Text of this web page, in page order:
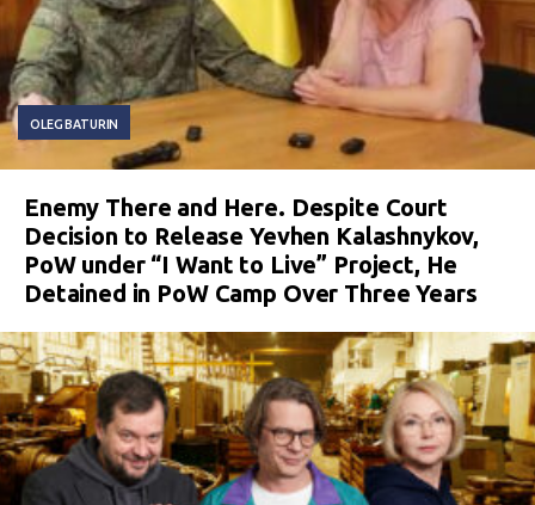
OLEG BATURIN
Enemy There and Here. Despite Court
Decision to Release Yevhen Kalashnykov,
PoW under “I Want to Live” Project, He
Detained in PoW Camp Over Three Years